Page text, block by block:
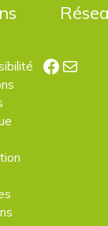
E-mail